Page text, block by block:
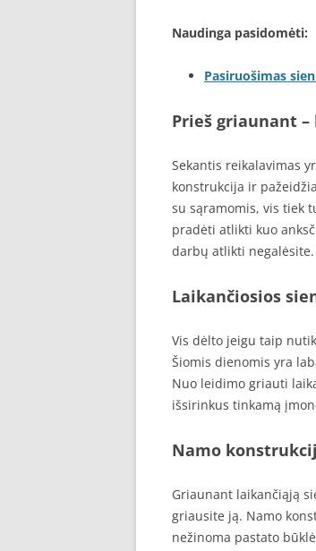
Naudinga pasidomėti:
Pasiruošimas
Prieš griaunant
Sekantis reikalavimas
konstrukcija ir
su sąramomis, vis tiek
pradėti atlikti kuo
darbų atlikti negalėsite.
Laikančiosios
Vis dėlto jeigu taip
Šiomis dienomis yra
Nuo leidimo griauti
išsirinkus tinkamą
Namo
Griaunant laikančiąją
griausite ją. Namo
nežinoma pastato